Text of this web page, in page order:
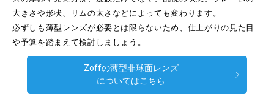
大きさや形状、リムの太さなどによっても変わります。
必ずしも薄型レンズが必要とは限らないため、仕上がりの見た目
や予算を踏まえて検討しましょう。
Zoffの薄型非球面レンズ
についてはこちら